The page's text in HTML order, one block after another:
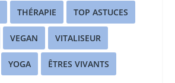
THÉRAPIE TOP ASTUCES
VEGAN VITALISEUR
YOGA ÊTRES VIVANTS